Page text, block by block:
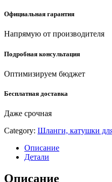
шланг
1/2-
Официальная гарантия
Напрямую от производителя
Подробная консультация
Оптимизируем бюджет
Бесплатная доставка
Даже срочная
Category: Шланги, катушки
Описание
Детали
Описание